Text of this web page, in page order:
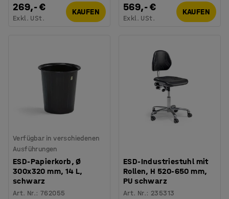
269,- €
Exkl. USt.
KAUFEN 569,- €
Exkl. USt.
KAUFEN
Verfügbar in verschiedenen
Ausführungen
ESD-Papierkorb, Ø
300x320 mm, 14 L,
schwarz
Art. Nr.:762055
ESD-Industriestuhl mit
Rollen, H 520-650 mm,
PU schwarz
Art. Nr.: 235313